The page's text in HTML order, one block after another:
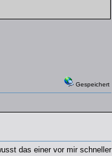
Gespeichert
das einer vor mir schneller